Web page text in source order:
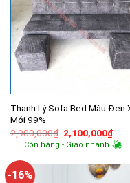
Thanh Lý Sofa Bed Màu Đen
Mới 99%
2,900,000₫ Giá
gốc
là:
2,100,000₫Giá
hiện
tại
Còn hàng - Giao nhanh
-16%